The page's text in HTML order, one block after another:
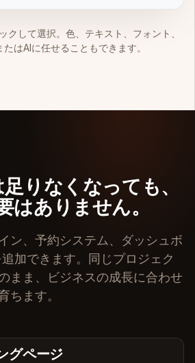
クして選択。色、テキスト、フォント、
はAIに任せることもできます。
りなくなっても、
はありません。
ン、予約システム、ダッシュボ
加できます。同じプロジェク
まま、ビジネスの成長に合わせ
ちます。
グページ